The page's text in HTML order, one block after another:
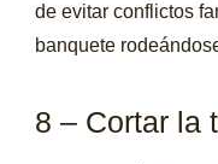
de evitar conflictos
banquete
8 – Cortar la